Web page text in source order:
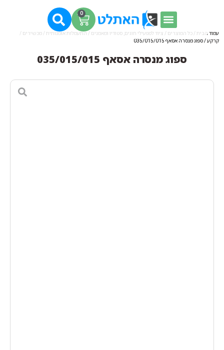
0
עמוד הבית / כל המוצרים / ציוד למפעילי חוגים, סטודיו ומאמנים / התעמלות אומנותית / מכשירים /
קרקע/ ספוג מנסרה אסאף 035/015/015
ספוג מנסרה אסאף 035/015/015